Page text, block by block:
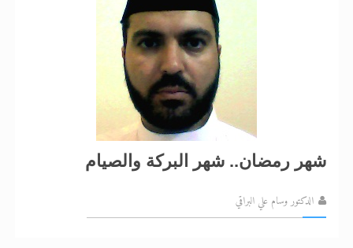
شهر رمضان.. شهر البركة والصيام
الدكتور وسام علي البراقي